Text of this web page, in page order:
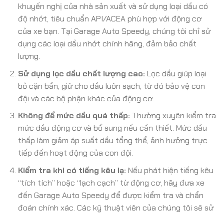
khuyến nghị của nhà sản xuất và sử dụng loại dầu có
độ nhớt, tiêu chuẩn API/ACEA phù hợp với động cơ
của xe bạn. Tại Garage Auto Speedy, chúng tôi chỉ sử
dụng các loại dầu nhớt chính hãng, đảm bảo chất
lượng.
Sử dụng lọc dầu chất lượng cao: Lọc dầu giúp loại
bỏ cặn bẩn, giữ cho dầu luôn sạch, từ đó bảo vệ con
đội và các bộ phận khác của động cơ.
Không để mức dầu quá thấp: Thường xuyên kiểm tra
mức dầu động cơ và bổ sung nếu cần thiết. Mức dầu
thấp làm giảm áp suất dầu tổng thể, ảnh hưởng trực
tiếp đến hoạt động của con đội.
Kiểm tra khi có tiếng kêu lạ: Nếu phát hiện tiếng kêu
“tích tích” hoặc “lạch cạch” từ động cơ, hãy đưa xe
đến Garage Auto Speedy để được kiểm tra và chẩn
đoán chính xác. Các kỹ thuật viên của chúng tôi sẽ sử